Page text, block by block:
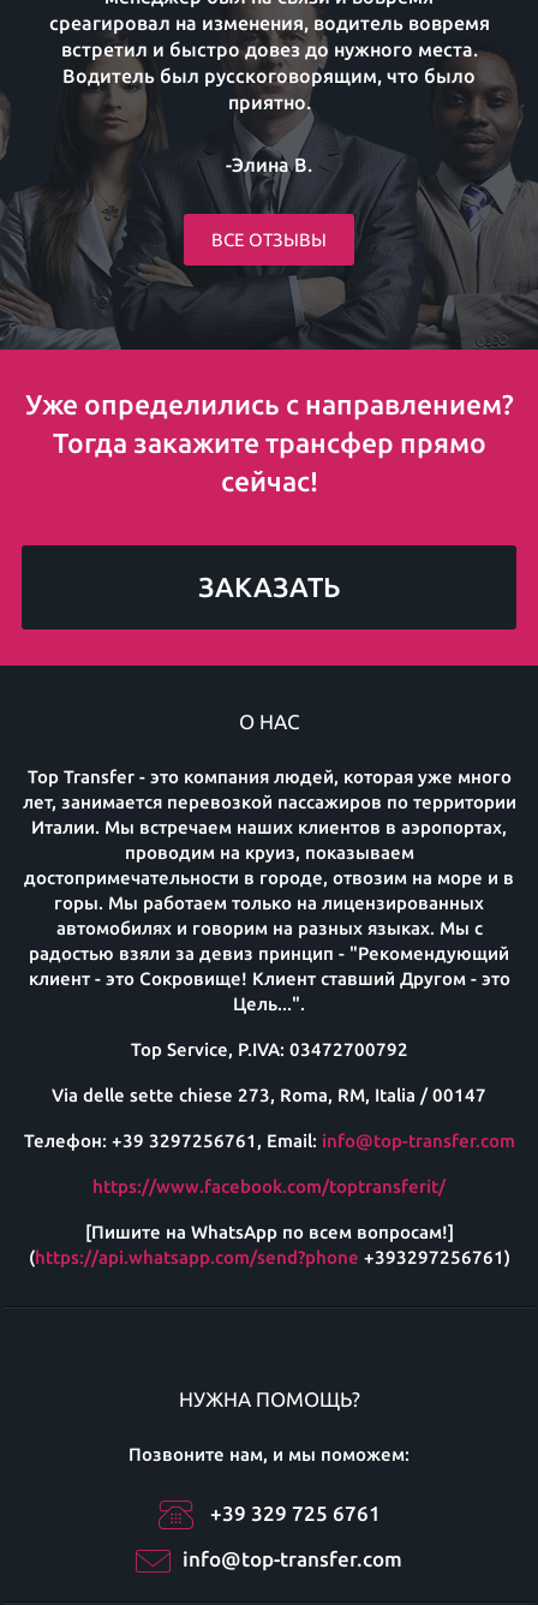
среагировал на изменения, водитель вовремя
встретил и быстро довез до нужного места.
Водитель был русскоговорящим, что было
приятно.
-Элина В.
ВСЕ ОТЗЫВЫ
Уже определились с направлением?
Тогда закажите трансфер прямо
сейчас!
ЗАКАЗАТЬ
О НАС
Top Transfer - это компания людей, которая уже много
лет, занимается перевозкой пассажиров по территории
Италии. Мы встречаем наших клиентов в аэропортах,
проводим на круиз, показываем
достопримечательности в городе, отвозим на море и в
горы. Мы работаем только на лицензированных
автомобилях и говорим на разных языках. Мы с
радостью взяли за девиз принцип - "Рекомендующий
клиент - это Сокровище! Клиент ставший Другом - это
Цель...".
Top Service, P.IVA: 03472700792
Via delle sette chiese 273, Roma, RM, Italia / 00147
Телефон: +39 3297256761, Email: info@top-transfer.com
https://www.facebook.com/toptransferit/
[Пишите на WhatsApp по всем вопросам!]
(https://api.whatsapp.com/send?phone +393297256761)
НУЖНА ПОМОЩЬ?
Позвоните нам, и мы поможем:
+39 329 725 6761
info@top-transfer.com